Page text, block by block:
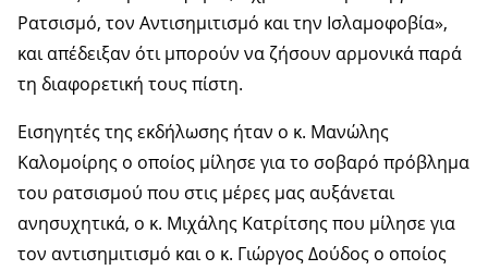
Ρατσισμό, τον Αντισημιτισμό και την Ισλαμοφοβία»,
και απέδειξαν ότι μπορούν να ζήσουν αρμονικά παρά
τη διαφορετική τους πίστη.
Εισηγητές της εκδήλωσης ήταν ο κ. Μανώλης
Καλομοίρης ο οποίος μίλησε για το σοβαρό πρόβλημα
του ρατσισμού που στις μέρες μας αυξάνεται
ανησυχητικά, ο κ. Μιχάλης Κατρίτσης που μίλησε για
τον αντισημιτισμό και ο κ. Γιώργος Δούδος ο οποίος